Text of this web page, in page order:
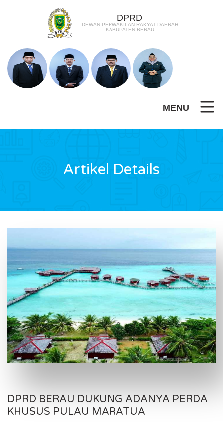
DPRD
DEWAN PERWAKILAN RAKYAT DAERAH
KABUPATEN BERAU
MENU
Artikel Details
DPRD BERAU DUKUNG ADANYA PERDA
KHUSUS PULAU MARATUA